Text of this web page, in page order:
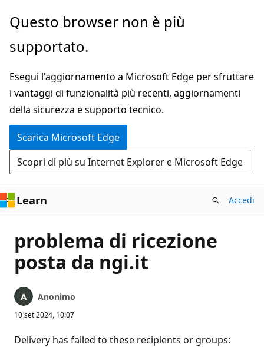
Ignora
passa
contenuto
principale
Questo browser non è più
supportato.
Esegui l'aggiornamento a Microsoft Edge per sfruttare
i vantaggi di funzionalità più recenti, aggiornamenti
della sicurezza e supporto tecnico.
Scarica Microsoft Edge
Scopri di più su Internet Explorer e Microsoft Edge
Learn Accedi
problema di ricezione
posta da ngi.it
Anonimo
10 set 2024, 10:07
Delivery has failed to these recipients or groups: